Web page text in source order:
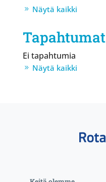
Näytä kaikki
Tapahtumat
Ei tapahtumia
Näytä kaikki